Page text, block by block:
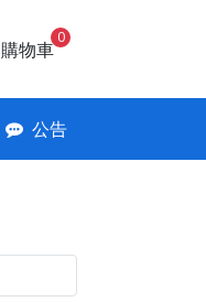
購物車
0
公告